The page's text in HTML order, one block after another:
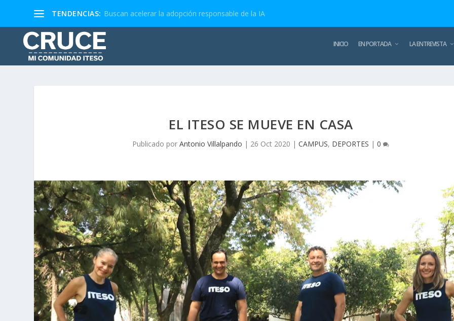
TENDENCIAS: Buscan acelerar la adopción responsable de la IA
INICIO EN PORTADA LA ENTREVISTA
EL ITESO SE MUEVE EN CASA
Publicado porAntonio Villalpando | 26 Oct 2020 |CAMPUS, DEPORTES |0